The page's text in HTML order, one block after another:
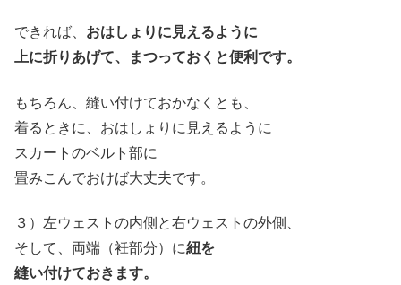
できれば、 おはしょりに見えるように
上に折りあげて、まつっておくと便利です。
もちろん、縫い付けておかなくとも、
着るときに、おはしょりに見えるように
スカートのベルト部に
畳みこんでおけば大丈夫です。
３）左ウェストの内側と右ウェストの外側、
そして、両端（衽部分）に紐を
縫い付けておきます。